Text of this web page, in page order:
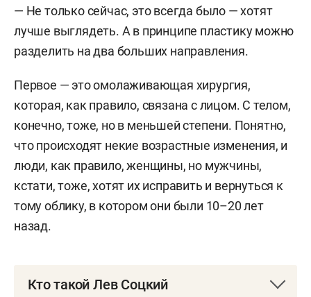
— Не только сейчас, это всегда было — хотят
лучше выглядеть. А в принципе пластику можно
разделить на два больших направления.
Первое — это омолаживающая хирургия,
которая, как правило, связана с лицом. С телом,
конечно, тоже, но в меньшей степени. Понятно,
что происходят некие возрастные изменения, и
люди, как правило, женщины, но мужчины,
кстати, тоже, хотят их исправить и вернуться к
тому облику, в котором они были 10–20 лет
назад.
Кто такой Лев Соцкий